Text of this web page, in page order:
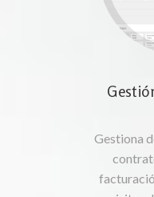
Gestiona